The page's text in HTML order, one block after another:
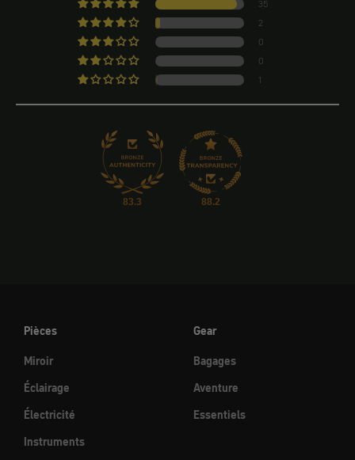
35
2
0
0
1
83.3 88.2
Pièces
Miroir
Éclairage
Électricité
Instruments
Gear
Bagages
Aventure
Essentiels